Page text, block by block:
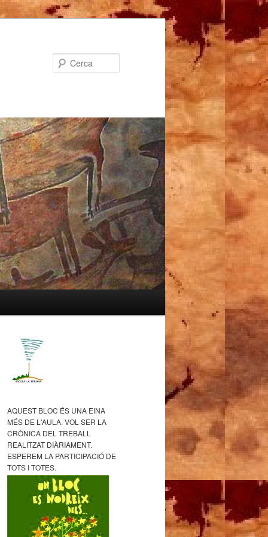
AQUEST BLOC ÉS UNA EINA
MÉS DE L'AULA. VOL SER LA
CRÒNICA DEL TREBALL
REALITZAT DIÀRIAMENT.
ESPEREM LA PARTICIPACIÓ DE
TOTS I TOTES.